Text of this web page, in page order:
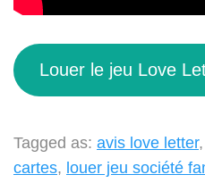
Louer le jeu Love
Tagged as: avis love letter,
cartes, louer jeu société